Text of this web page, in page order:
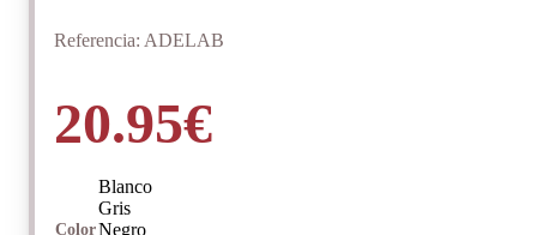
Referencia: ADELAB
20.95€
Color
Blanco
Gris
Negro